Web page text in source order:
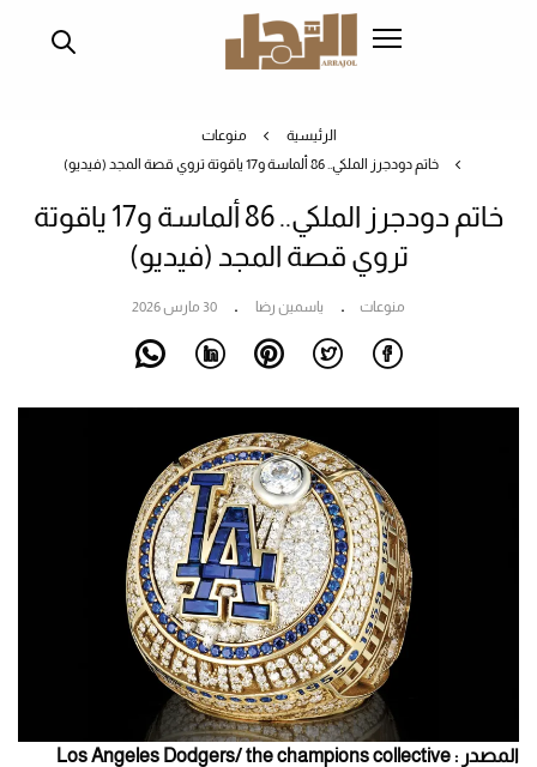
الرئيسية
منوعات
خاتم دودجرز الملكي.. 86 ألماسة و17 ياقوتة تروي قصة المجد (فيديو)
خاتم دودجرز الملكي.. 86 ألماسة و17 ياقوتة
تروي قصة المجد (فيديو)
منوعات ياسمين رضا 30 مارس 2026
المصدر : Los Angeles Dodgers/ the champions collective